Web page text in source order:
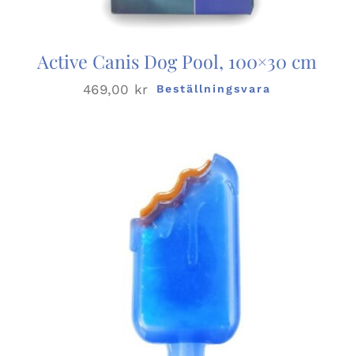
Active Canis Dog Pool, 100×30 cm
469,00 kr Beställningsvara